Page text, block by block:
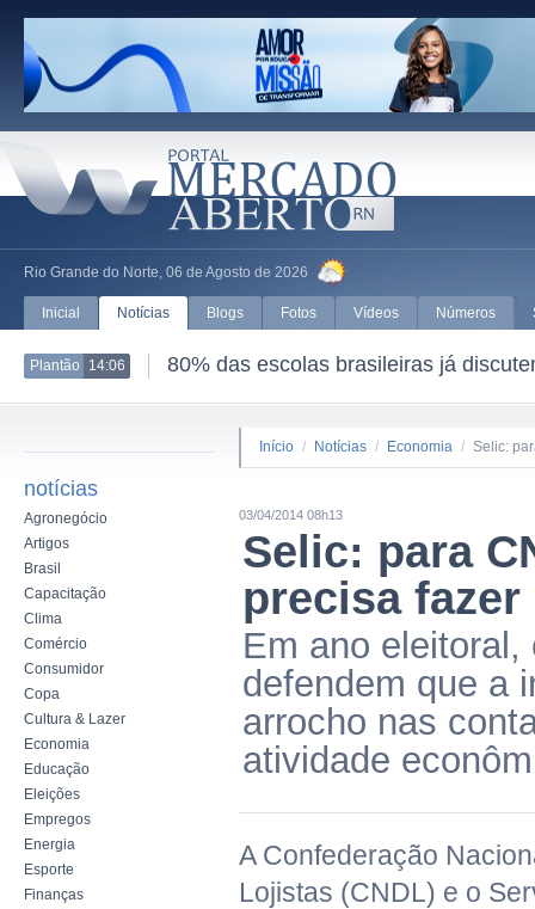
Rio Grande do Norte, 06 de Agosto de 2026
Inicial Notícias Blogs Fotos Vídeos Números
Plantão 14:06 80% das escolas brasileiras já
notícias
Agronegócio
Artigos
Brasil
Capacitação
Clima
Comércio
Consumidor
Copa
Cultura & Lazer
Economia
Educação
Eleições
Empregos
Energia
Esporte
Finanças
Início / Notícias / Economia / Selic:
03/04/2014 08h13
Selic: para
precisa
Em ano
defendem que a
arrocho nas
atividade
A Confederação
Lojistas (CNDL) e o